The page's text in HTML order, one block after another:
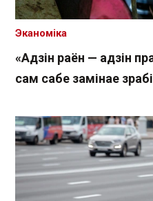
«Адзін раён — адзін
сам сабе замінае
Эканоміка